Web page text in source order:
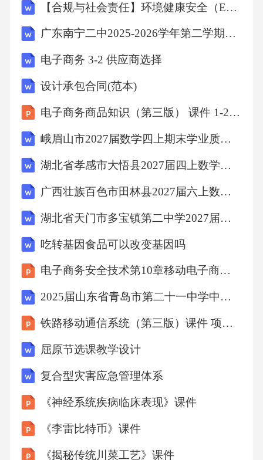
已经死亡。二、事故原因分析1、直接原因是水
泵漏电。使用前没有对设备进行检查，对另一
在水泵运转时用手移动，从来没发生过触电事
情。〔忽略了设备使用过程中常常发生磨损，
老化和机械故障〕2、间接原因是违反操作规
程，移动水泵时没有切断电源，施工人员也知
去也这样做并没有发生事故，认为这种操作规
定没有必要，麻痹大意造成了事故的发生。3、
制度检查执行不利，平安操作规程制定了，但
不去执行，不去检查执行情况，长期以来都是
这么做，而没有人制止，甚至有些老职工认
为，我干了半辈子，都是这么干的，从没触电
过。三、事故教训及整改措施1、停工整顿，对
全体施工人员进行平安教育，教育老施工人员
成的危害进行了专题讨论，使大家受到教育2、
重申平安操作规程，材料使用前的检查，机械
设备使用前的检查，日常的维护保养，用电规
定等等，使施工人员深刻理解规程是经验的总
结，教训的总结，工艺的要求等道理，提高全
【合规与社会责任】环境健康安全（EHS）专项审计计划
广东南宁二中2025-2026学年第二学期七年级第十六周数学课堂训练(含答案)
电子商务 3-2 供应商选择
设计承包合同(范本)
电子商务商品知识（第三版） 课件 1-2 品牌设计
峨眉山市2027届数学四上期末学业质量监测模拟试题含解析
湖北省孝感市大悟县2027届四上数学期末调研模拟试题含解析
广西壮族百色市田林县2027届六上数学期末经典试题含解析
湖北省天门市多宝镇第二中学2027届数学四上期末质量跟踪监视模拟试题含解析
吃转基因食品可以改变基因吗
电子商务安全技术第10章移动电子商务安全
2025届山东省青岛市第二十一中学中考生物全真模拟试题含解析
铁路移动通信系统（第三版）课件 项目5 GSM-R无线网设备维护
屈原节选课教学设计
复合型灾害应急管理体系
《神经系统疾病临床表现》课件
《李雷比特币》课件
《揭秘传统川菜工艺》课件